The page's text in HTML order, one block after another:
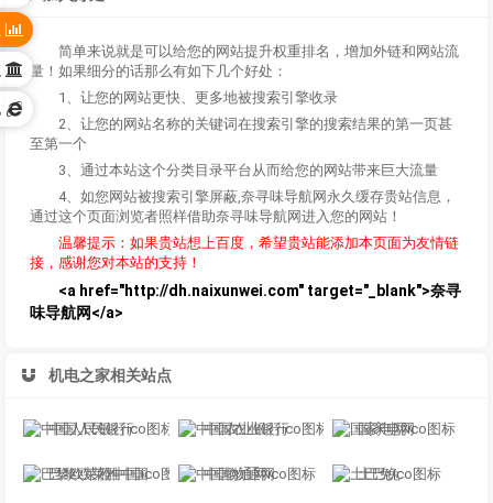
简单来说就是可以给您的网站提升权重排名，增加外链和网站流
量！如果细分的话那么有如下几个好处：
1、让您的网站更快、更多地被搜索引擎收录
2、让您的网站名称的关键词在搜索引擎的搜索结果的第一页甚
至第一个
3、通过本站这个分类目录平台从而给您的网站带来巨大流量
4、如您网站被搜索引擎屏蔽,奈寻味导航网永久缓存贵站信息，
通过这个页面浏览者照样借助奈寻味导航网进入您的网站！
温馨提示：如果贵站想上百度，希望贵站能添加本页面为友情链
接，感谢您对本站的支持！
<a href="http://dh.naixunwei.com" target="_blank">奈寻
味导航网</a>
机电之家相关站点
中国人民银行 中国农业银行 国家电网
巴黎欧莱雅中国 中国物通网 土巴兔